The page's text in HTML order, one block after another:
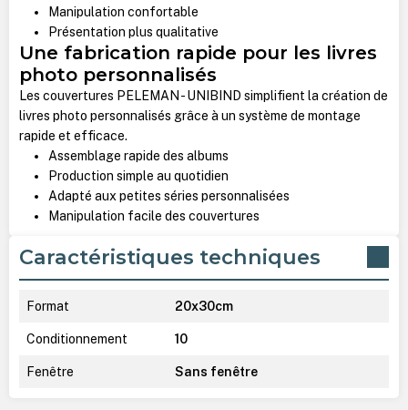
Manipulation confortable
Présentation plus qualitative
Une fabrication rapide pour les livres
photo personnalisés
Les couvertures PELEMAN - UNIBIND simplifient la création de
livres photo personnalisés grâce à un système de montage
rapide et efficace.
Assemblage rapide des albums
Production simple au quotidien
Adapté aux petites séries personnalisées
Manipulation facile des couvertures
Caractéristiques techniques
Format 20x30cm
Conditionnement 10
Fenêtre Sans fenêtre